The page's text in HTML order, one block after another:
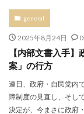
general
2025年8月24日
【内部文書入手
案」の行方
連日、政府・自民党内
障制度の見直し、そし
決定が、今まさに政府